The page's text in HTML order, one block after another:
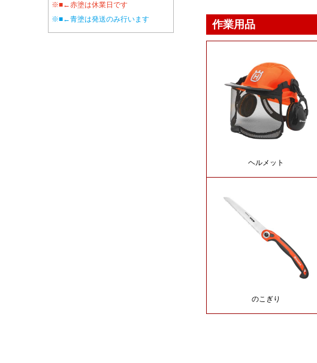
※■←赤塗は休業日です
※■←青塗は発送のみ行います